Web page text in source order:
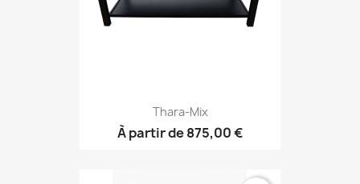
Thara-Mix
À partir de875,00 €